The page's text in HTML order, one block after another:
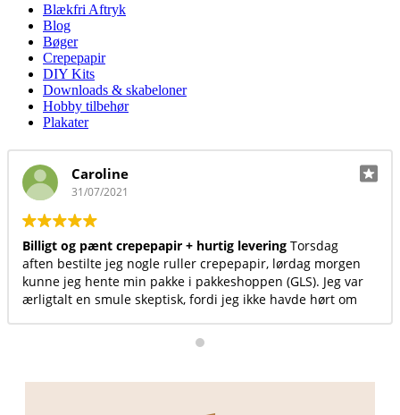
Blækfri Aftryk
Blog
Bøger
Crepepapir
DIY Kits
Downloads & skabeloner
Hobby tilbehør
Plakater
Annika Bak Hansen
23/06/2021
Virkelig et fint sted at handle. Kvaliteten er i top, både på
produkterne, levering og kundeservice.